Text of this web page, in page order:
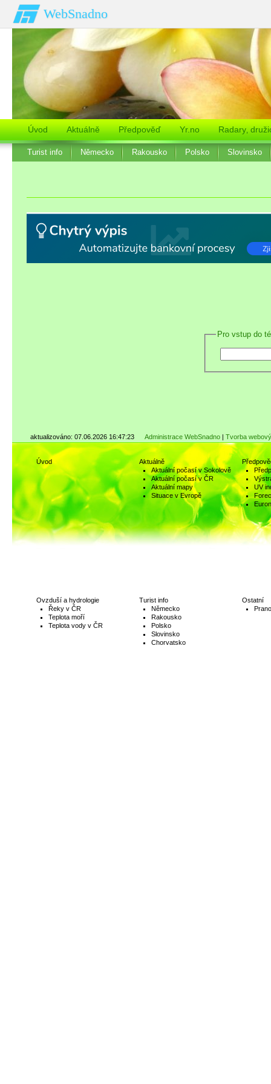
WebSnadno
Úvod Aktuálně Předpověď Yr.no Radary‚
Turist info Německo Rakousko Polsko Slovinsko
Pro vstup do
Administrace WebSnadno| Tvorba
aktualizováno: 07.06.2026 16:47:23
Úvod
Aktuálně
Aktuální počasí v Sokolově
Aktuální počasí v ČR
Aktuální mapy
Situace v Evropě
UV
Ovzduší a hydrologie
Řeky v ČR
Teplota moří
Teplota vody v ČR
Turist info
Německo
Rakousko
Polsko
Slovinsko
Chorvatsko
Ostatní